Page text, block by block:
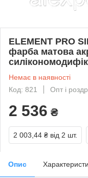
ELEMENT PRO
фарба матова
Немає в наявності
Код: 821
Опт і
2 536 ₴
2 003,44 ₴ від 2 шт.
Опис